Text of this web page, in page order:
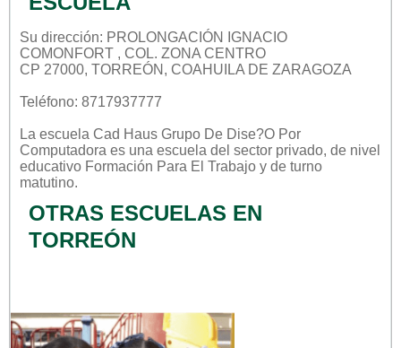
Su dirección: PROLONGACIÓN IGNACIO
COMONFORT , COL. ZONA CENTRO
CP 27000, TORREÓN, COAHUILA DE ZARAGOZA
Teléfono: 8717937777
La escuela Cad Haus Grupo De Dise?o Por
Computadora es una escuela del sector privado, de nivel
educativo Formación Para El Trabajo y de turno
matutino.
OTRAS ESCUELAS EN
TORREÓN